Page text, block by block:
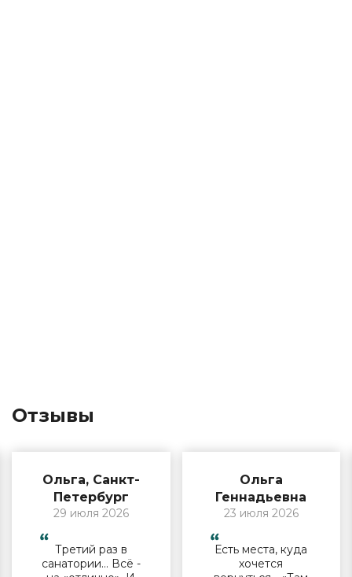
Отзывы
Ольга, Санкт-
Петербург
29 июля 2026
Третий раз в
санатории… Всё -
Ольга
Геннадьевна
23 июля 2026
Есть места, куда
хочется